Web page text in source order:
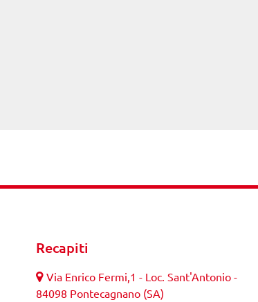
Recapiti
Via Enrico Fermi,1 - Loc. Sant'Antonio -
84098 Pontecagnano (SA)